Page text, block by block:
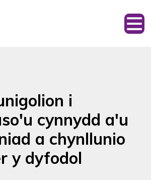
i
cynnydd a'u
a chynllunio
y dyfodol